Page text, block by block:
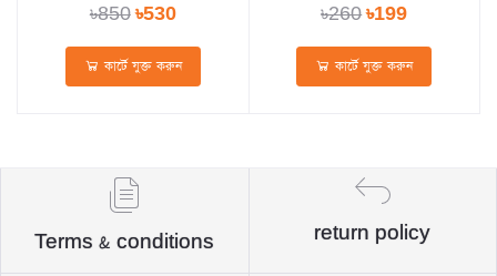
৳850৳530
কার্টে যুক্ত করুন
৳260৳199
কার্টে যুক্ত করুন
Terms & conditions return policy